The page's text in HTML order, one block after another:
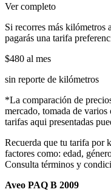
Ver completo
Si recorres más kilómetros
pagarás una tarifa
$480 al mes
sin reporte de kilómetros
*La comparación de
mercado, tomada de
tarifas aqui presentadas
Recuerda que tu tarifa por
factores como: edad,
Consulta términos y
Aveo PAQ B 2009